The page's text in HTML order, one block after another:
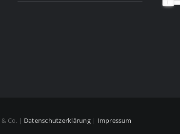
Co. | Datenschutzerklärung| Impressum